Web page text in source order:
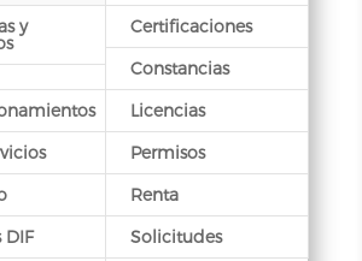
y
Certificaciones
Constancias
Licencias
Permisos
Renta
DIF Solicitudes